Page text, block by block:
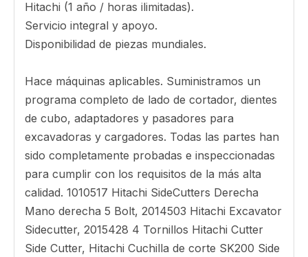
Hitachi (1 año / horas ilimitadas).
Servicio integral y apoyo.
Disponibilidad de piezas mundiales.
Hace máquinas aplicables. Suministramos un
programa completo de lado de cortador, dientes
de cubo, adaptadores y pasadores para
excavadoras y cargadores. Todas las partes han
sido completamente probadas e inspeccionadas
para cumplir con los requisitos de la más alta
calidad. 1010517 Hitachi SideCutters Derecha
Mano derecha 5 Bolt, 2014503 Hitachi Excavator
Sidecutter, 2015428 4 Tornillos Hitachi Cutter
Side Cutter, Hitachi Cuchilla de corte SK200 Side